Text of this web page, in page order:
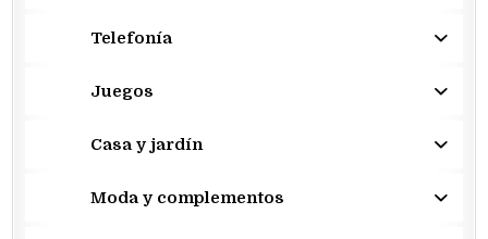
Telefonía
Juegos
Casa y jardín
Moda y complementos